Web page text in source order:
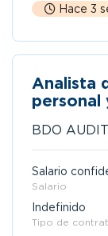
Hace 3
Analista
personal
BDO
Salario
Salario
Indefinido
Tipo de